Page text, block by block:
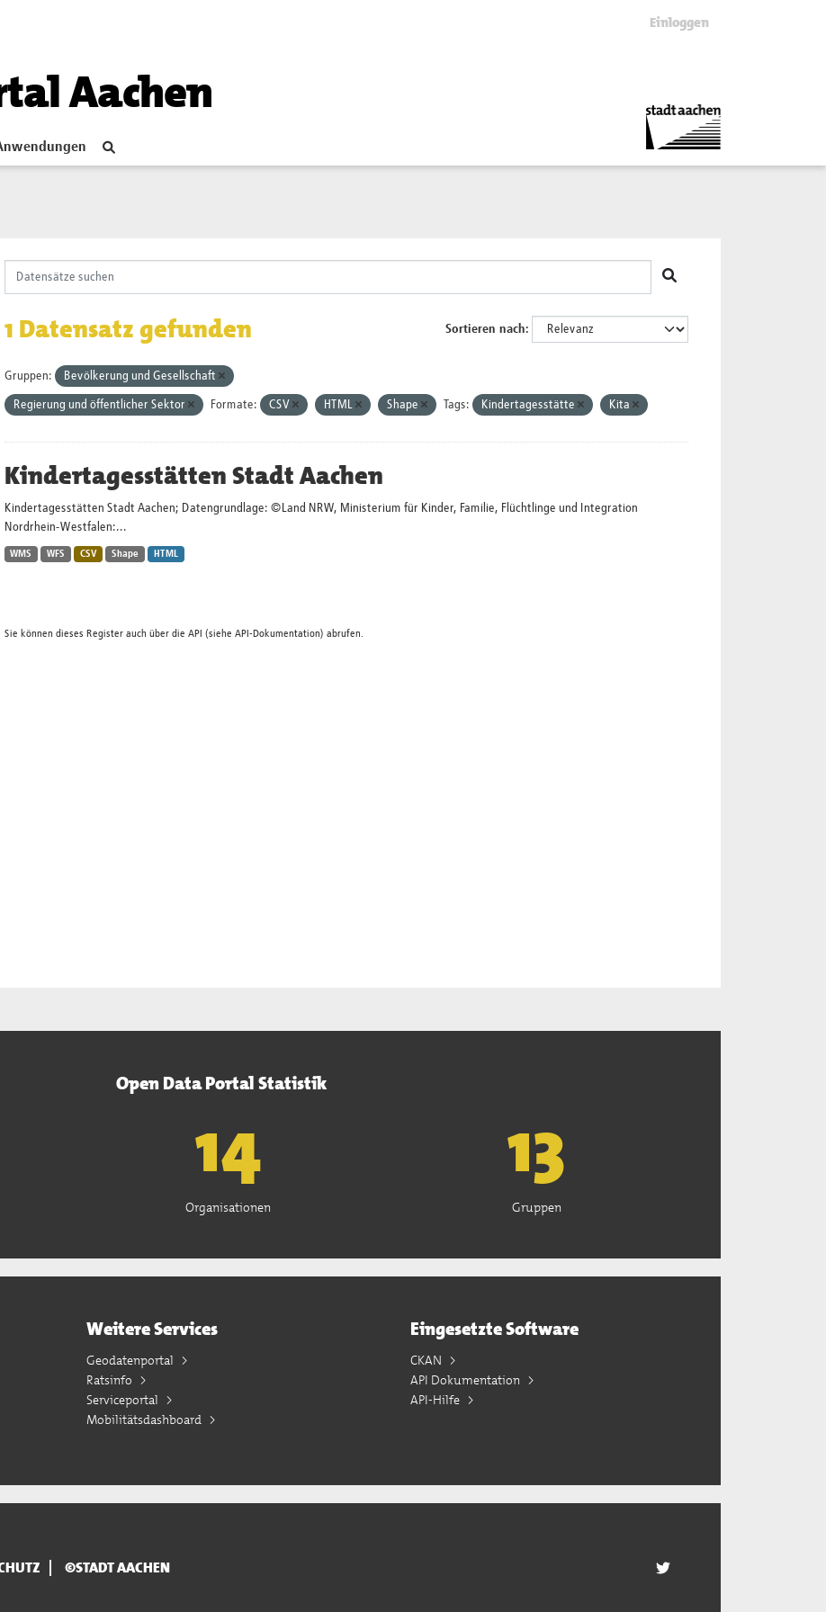
Einloggen
Aachen
Sortieren nach
1 Datensatz gefunden
Gruppen: Bevölkerung und Gesellschaft
Regierung und öffentlicher Sektor Formate: CSV HTML Shape Tags: Kindertagesstätte Kita
Kindertagesstätten Stadt Aachen
Kindertagesstätten Stadt Aachen; Datengrundlage: ©Land NRW, Ministerium für Kinder, Familie, Flüchtlinge und Integration
Nordrhein-Westfalen:...
WMS WFS CSV Shape HTML
Sie können dieses Register auch über die API (siehe API-Dokumentation) abrufen.
Open Data Portal Statistik
15
Organisationen
13
Gruppen
Weitere Services
Geodatenportal
Ratsinfo
Serviceportal
Mobilitätsdashboard
Eingesetzte Software
CKAN
API Dokumentation
API-Hilfe
©STADT AACHEN